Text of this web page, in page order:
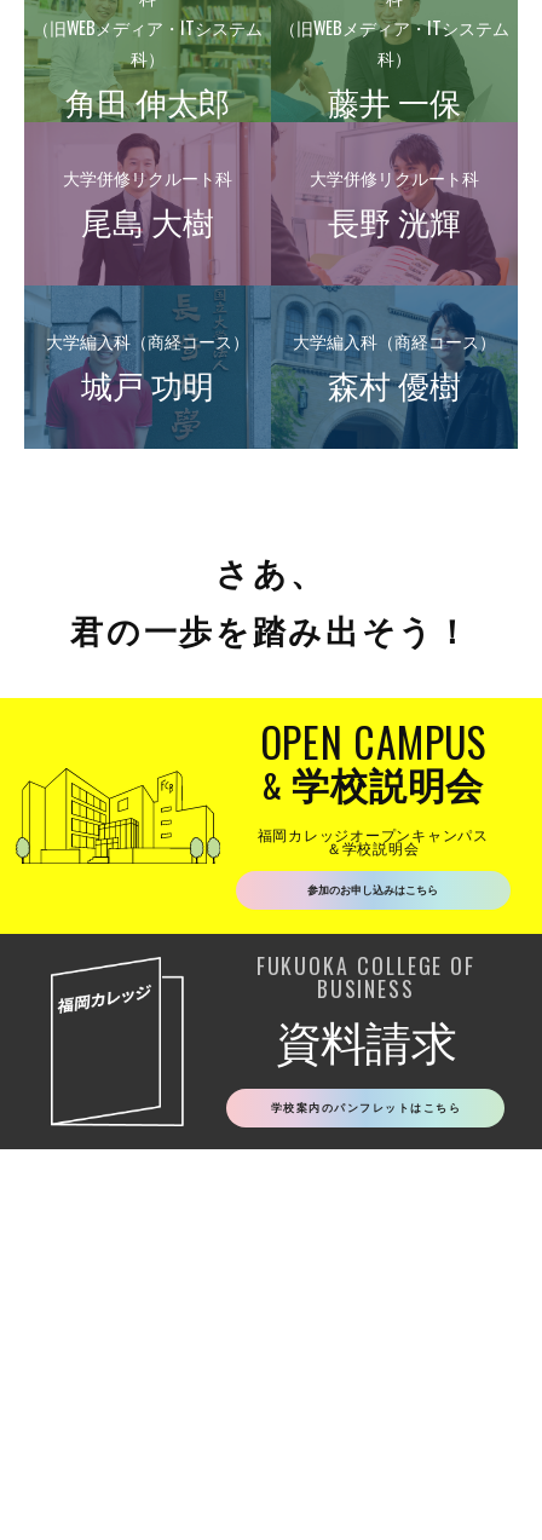
（旧WEBメディア・ITシステム
科）
角田 伸太郎
（旧WEBメディア・ITシステム
科）
藤井 一保
大学併修リクルート科
尾島 大樹
大学併修リクルート科
長野 洸輝
大学編入科（商経コース）
城戸 功明
大学編入科（商経コース）
森村 優樹
さあ、
君の一歩を踏み出そう！
OPEN CAMPUS
& 学校説明会
福岡カレッジオープンキャンパス
＆学校説明会
参加のお申し込みはこちら
FUKUOKA COLLEGE OF
BUSINESS
資料請求
学校案内のパンフレットはこちら